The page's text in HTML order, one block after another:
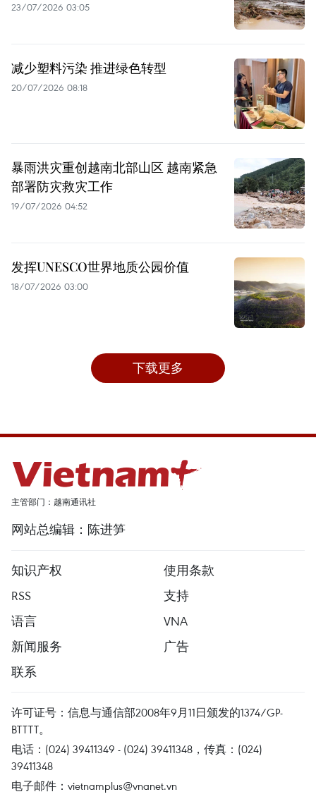
23/07/2026 03:05
减少塑料污染 推进绿色转型
20/07/2026 08:18
暴雨洪灾重创越南北部山区 越南紧急
部署防灾救灾工作
19/07/2026 04:52
发挥UNESCO世界地质公园价值
18/07/2026 03:00
下载更多
主管部门：越南通讯社
网站总编辑：陈进笋
知识产权
使用条款
RSS
支持
语言
VNA
新闻服务
广告
联系
许可证号：信息与通信部2008年9月11日颁发的1374/GP-
BTTTT。
电话：(024) 39411349 - (024) 39411348，传真：(024)
39411348
电子邮件： vietnamplus@vnanet.vn